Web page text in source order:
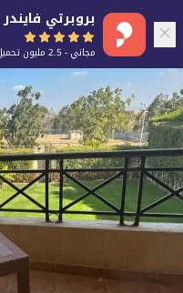
بروبرتي فايندر
مجاني - 2.5 مليون تحميل